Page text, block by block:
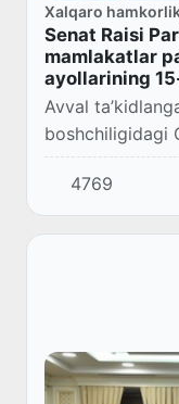
Xalqaro
Senat Raisi
mamlakatlar
ayollarining
Avval
boshchiligidagi
Jeneva
mamlakatlar
inklyuziv...
4769